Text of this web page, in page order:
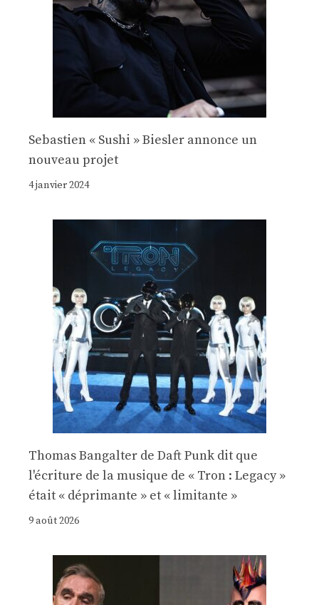
Sebastien « Sushi » Biesler annonce un
nouveau projet
4 janvier 2024
Thomas Bangalter de Daft Punk dit que
l'écriture de la musique de « Tron : Legacy »
était « déprimante » et « limitante »
9 août 2026